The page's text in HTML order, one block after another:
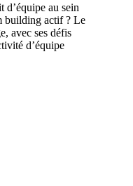
d’équipe au sein
building actif ? Le
avec ses défis
d’équipe